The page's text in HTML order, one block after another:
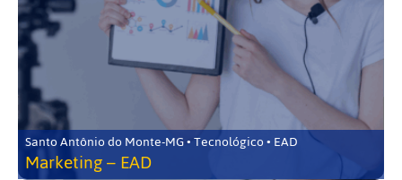
Santo Antônio do Monte-MG • Tecnológico • EAD
Marketing – EAD